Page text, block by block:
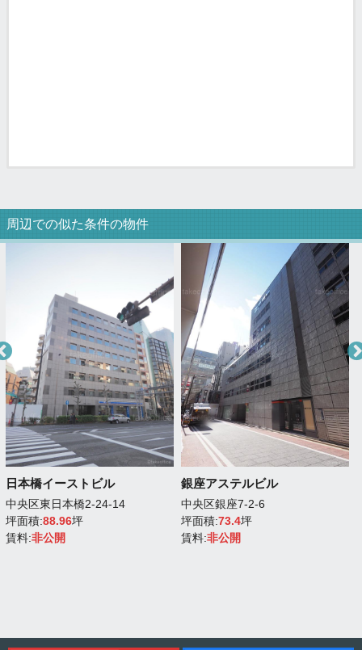
周辺での似た条件の物件
日本橋イーストビル
中央区東日本橋2-24-14
坪面積:88.96坪
賃料:非公開
銀座アステルビル
中央区銀座7-2-6
坪面積:73.4坪
賃料:非公開